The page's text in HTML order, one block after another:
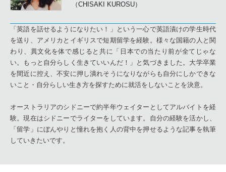
（CHISAKI KUROSU）
「英語を話せるようになりたい！」という一心で英語漬けの学生時代
を送り、アメリカとイギリスで短期留学を経験。様々な国籍の人と関
わり、異文化を体で感じると共に「日本での当たり前が全てじゃな
い。もっと自分らしく生きていいんだ！」と気づきました。大学卒業
を間近に控え、不安に押し潰れそうになりながらも自分にしかできな
いこと・自分らしい生き方を探すために就活をしないことを決意。
オーストラリアのシドニーで約半年ウェイターとしてアルバイトを経
験。現在はシドニーでライターをしています。自分の経験を活かし、
「留学」にぼんやりと憧れを抱く人の背中を押せるような記事を執筆
していきたいです。